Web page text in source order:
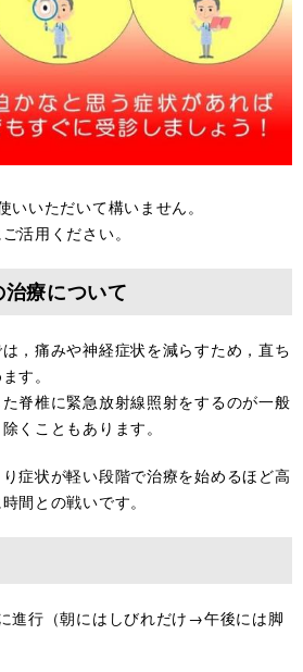
いただいて構いません。
活用ください。
療について
，痛みや神経症状を減らすため，直ち
す。
脊椎に緊急放射線照射をするのが一般
くこともあります。
症状が軽い段階で治療を始めるほど高
間との戦いです。
進行（朝にはしびれだけ→午後には脚